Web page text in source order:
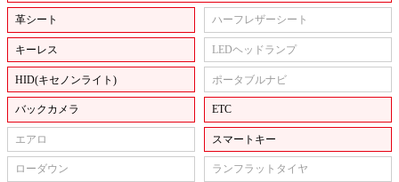
革シート ハーフレザーシート
キーレス LEDヘッドランプ
HID(キセノンライト) ポータブルナビ
バックカメラ ETC
エアロ スマートキー
ローダウン ランフラットタイヤ